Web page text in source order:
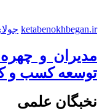
ketabenokhbegan.ir جولای 14,
مدیران و
توسعه کسب و
نخبگان علمی